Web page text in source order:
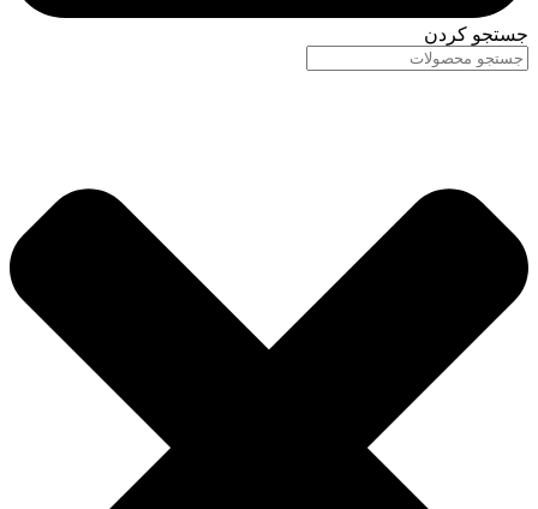
جستجو کردن